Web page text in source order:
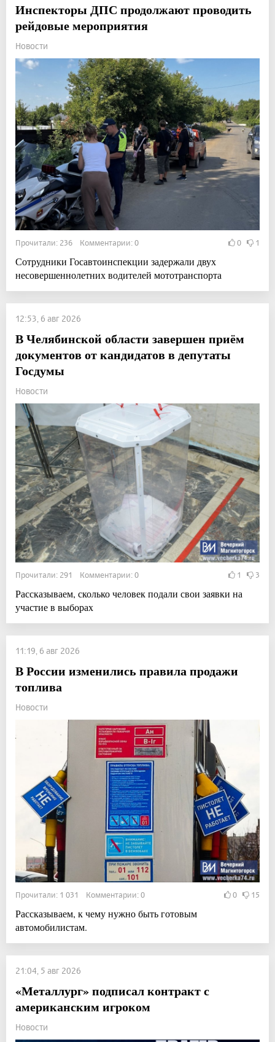
Инспекторы ДПС продолжают проводить
рейдовые мероприятия
Новости
Прочитали: 236 Комментарии: 0 0 1
Сотрудники Госавтоинспекции задержали двух
несовершеннолетних водителей мототранспорта
12:53, 6 авг 2026
В Челябинской области завершен приём
документов от кандидатов в депутаты
Госдумы
Новости
Прочитали: 291 Комментарии: 0 1 3
Рассказываем, сколько человек подали свои заявки на
участие в выборах
11:19, 6 авг 2026
В России изменились правила продажи
топлива
Новости
Прочитали: 1 031 Комментарии: 0 0 15
Рассказываем, к чему нужно быть готовым
автомобилистам.
21:04, 5 авг 2026
«Металлург» подписал контракт с
американским игроком
Новости